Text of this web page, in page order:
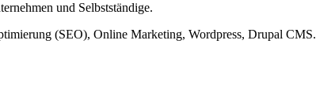
und Selbstständige.
(SEO), Online Marketing, Wordpress, Drupal CMS.